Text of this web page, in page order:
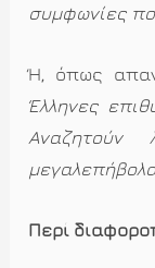
συμφωνίες
Ή, όπως
Έλληνες
Αναζητούν
Περί